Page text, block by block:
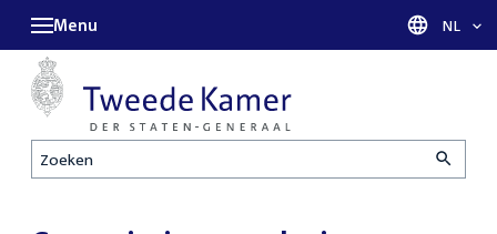
Zoeken
Menu Taal
NL